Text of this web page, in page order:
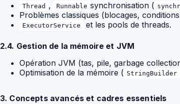
Thread , Runnable synchronisation (
Problèmes classiques (blocages,
ExecutorService et les pools de threads.
2.4. Gestion de la mémoire et JVM
Opération JVM (tas, pile, garbage
Optimisation de la mémoire ( StringBuilder
3. Concepts avancés et cadres essentiels